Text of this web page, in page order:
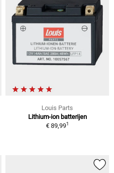
Louis Parts
Lithium-ion batterijen
€ 89,991